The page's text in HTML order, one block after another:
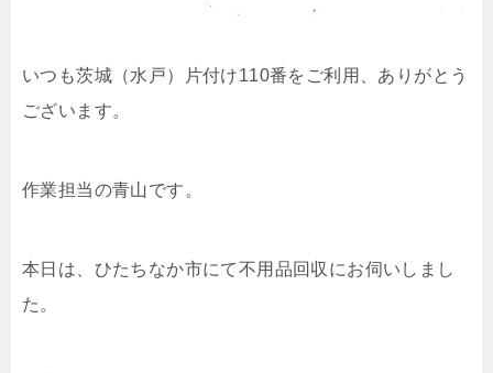
いつも茨城（水戸）片付け110番をご利用、ありがとう
ございます。
作業担当の青山です。
本日は、ひたちなか市にて不用品回収にお伺いしまし
た。